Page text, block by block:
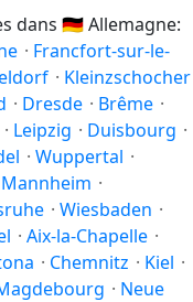
dans 🇩🇪Allemagne:
· Francfort-sur-le-
· Kleinzschocher
· Dresde · Brême ·
· Leipzig · Duisbourg ·
· Wuppertal ·
Mannheim ·
· Wiesbaden ·
· Aix-la-Chapelle ·
· Chemnitz · Kiel ·
· Neue